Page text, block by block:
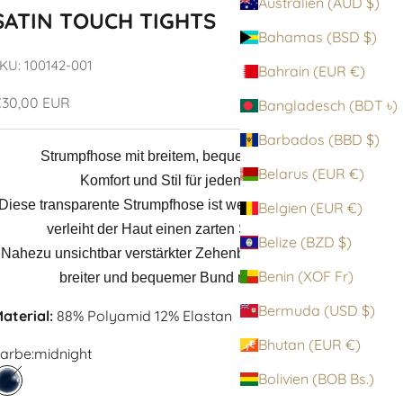
Bahamas (BSD $)
Bahrain (EUR €)
Bangladesch (BDT ৳)
Barbados (BBD $)
Belarus (EUR €)
Belgien (EUR €)
Belize (BZD $)
Benin (XOF Fr)
Bermuda (USD $)
Bhutan (EUR €)
Bolivien (BOB Bs.)
TOUCH TIGHTS
100142-001
EUR
Strumpfhose mit breitem, bequemem Bund
Komfort und Stil für jeden Tag.
Diese transparente Strumpfhose ist weich wie Satin und
verleiht der Haut einen zarten Schimmer.
Nahezu unsichtbar verstärkter Zehenbereich / Weicher,
breiter und bequemer Bund mit Logo
88% Polyamid 12% Elastan
midnight
midnight